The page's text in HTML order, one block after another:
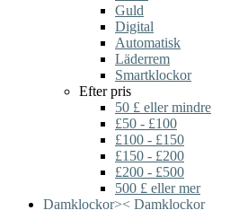
Guld
Digital
Automatisk
Läderrem
Smartklockor
Efter pris
50 £ eller mindre
£50 - £100
£100 - £150
£150 - £200
£200 - £500
500 £ eller mer
Damklockor>< Damklockor